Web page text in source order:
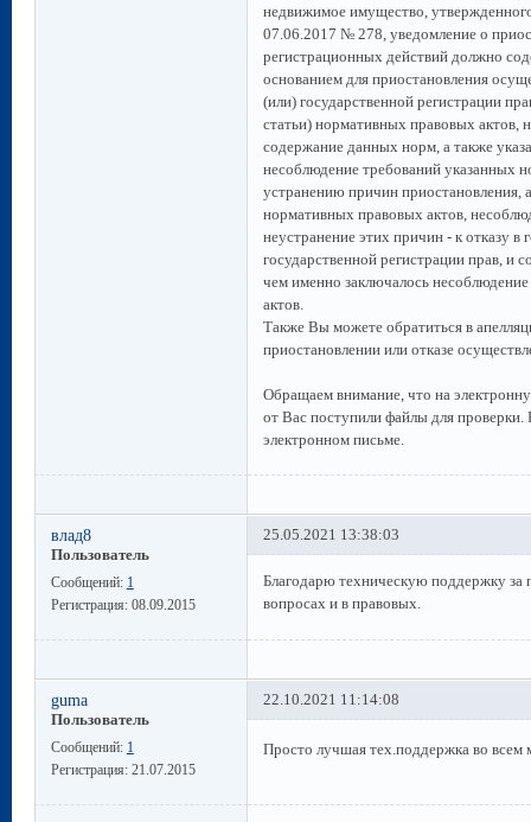
недвижимое имущество,
07.06.2017 № 278, уведомление о
регистрационных действий должно
основанием для приостановления
(или) государственной регистрации
статьи) нормативных правовых актов,
содержание данных норм, а также
несоблюдение требований указанных
устранению причин приостановления,
нормативных правовых актов,
неустранение этих причин - к отказу в
государственной регистрации прав, и
чем именно заключалось
актов.
Также Вы можете обратиться в
приостановлении или отказе
Обращаем внимание, что на
от Вас поступили файлы для проверки.
электронном письме.
влад8
Пользователь
Сообщений: 1
Регистрация: 08.09.2015
25.05.2021 13:38:03
Благодарю техническую поддержку за
вопросах и в правовых.
guma
Пользователь
Сообщений: 1
Регистрация: 21.07.2015
22.10.2021 11:14:08
Просто лучшая тех.поддержка во всем